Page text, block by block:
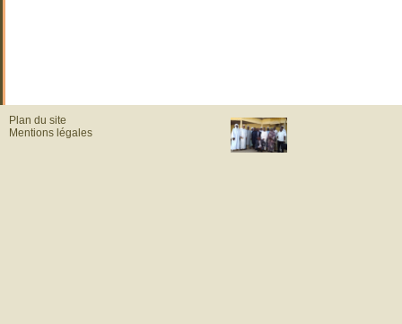
Plan du site
Mentions légales